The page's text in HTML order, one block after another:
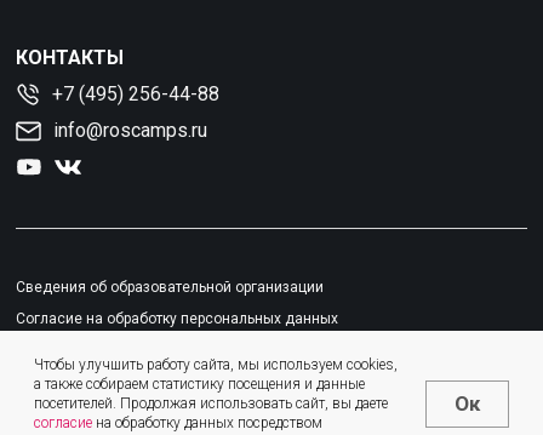
Чтобы улучшить работу сайта, мы используем cookies,
а также собираем статистику посещения и данные
посетителей. Продолжая использовать сайт, вы даете
согласиена обработку данных посредством
Ок
КОНТАКТЫ
+7 (495) 256-44-88
info@roscamps.ru
Сведения об образовательной организации
Согласие на обработку персональных данных
Пользовательское соглашение